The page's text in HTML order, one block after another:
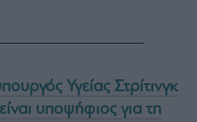
Υγείας Στρίτινγκ
υποψήφιος για τη